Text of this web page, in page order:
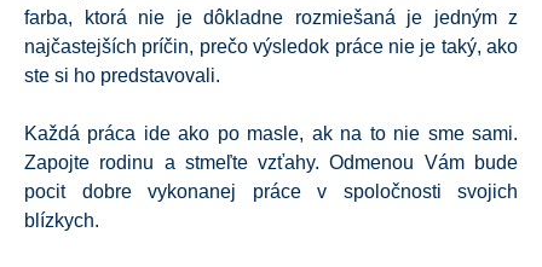
farba, ktorá nie je dôkladne rozmiešaná je jedným z
najčastejších príčin, prečo výsledok práce nie je taký, ako
ste si ho predstavovali.
Každá práca ide ako po masle, ak na to nie sme sami.
Zapojte rodinu a stmeľte vzťahy. Odmenou Vám bude
pocit dobre vykonanej práce v spoločnosti svojich
blízkych.